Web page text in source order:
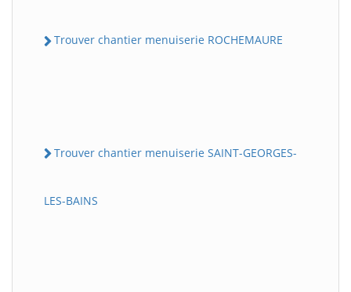
Trouver chantier menuiserie ROCHEMAURE
Trouver chantier menuiserie SAINT-GEORGES-
LES-BAINS